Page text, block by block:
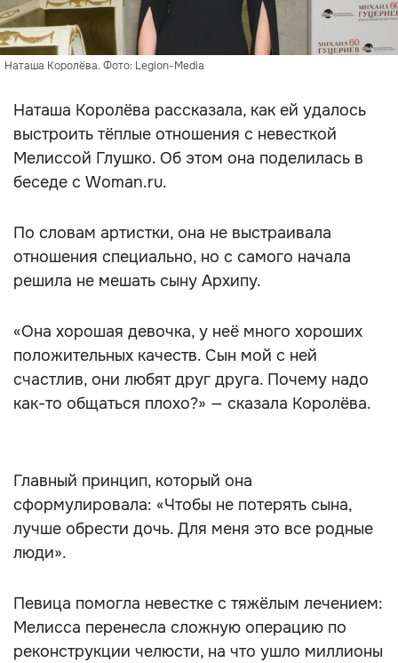
Наташа Королёва. Фото: Legion-Media
Наташа Королёва рассказала, как ей удалось
выстроить тёплые отношения с невесткой
Мелиссой Глушко. Об этом она поделилась в
беседе с Woman.ru.
По словам артистки, она не выстраивала
отношения специально, но с самого начала
решила не мешать сыну Архипу.
«Она хорошая девочка, у неё много хороших
положительных качеств. Сын мой с ней
счастлив, они любят друг друга. Почему надо
как-то общаться плохо?» — сказала Королёва.
Главный принцип, который она
сформулировала: «Чтобы не потерять сына,
лучше обрести дочь. Для меня это все родные
люди».
Певица помогла невестке с тяжёлым лечением:
Мелисса перенесла сложную операцию по
реконструкции челюсти, на что ушло миллионы